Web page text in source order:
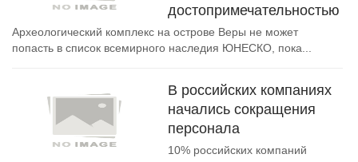
достопримечательностью
Археологический комплекс на острове Веры не может
попасть в список всемирного наследия ЮНЕСКО, пока...
В российских компаниях
начались сокращения
персонала
10% российских компаний